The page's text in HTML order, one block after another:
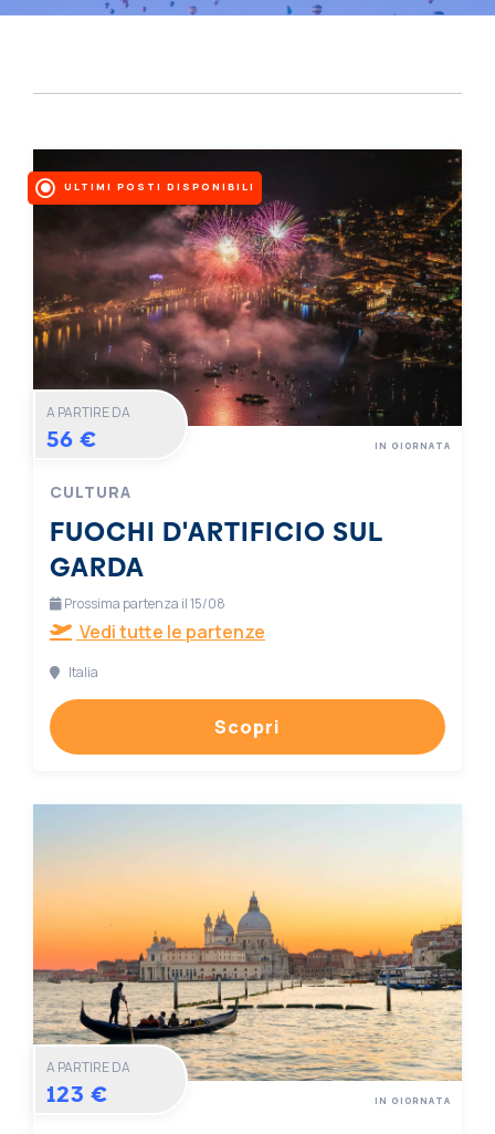
ULTIMI POSTI DISPONIBILI
A PARTIRE DA
56 €
CULTURA
FUOCHI D'ARTIFICIO SUL
GARDA
IN GIORNATA
Prossima partenza il 15/08
Vedi tutte le partenze
Italia
Scopri
A PARTIRE DA
123 € IN GIORNATA